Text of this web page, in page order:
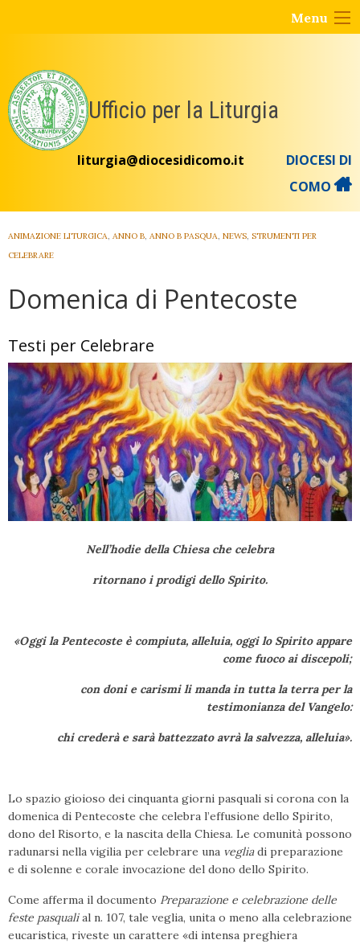
Menu
Ufficio per la Liturgia
liturgia@diocesidicomo.it
DIOCESI DI
COMO
ANIMAZIONE LITURGICA, ANNO B, ANNO B PASQUA, NEWS, STRUMENTI PER
CELEBRARE
Domenica di Pentecoste
Testi per Celebrare
Nell’hodiedella Chiesa che celebra
ritornano i prodigi dello Spirito.
«Oggi la Pentecoste è compiuta, alleluia, oggi lo Spirito appare
come fuoco ai discepoli;
con doni e carismi li manda in tutta la terra per la
testimonianza del Vangelo:
chi crederà e sarà battezzato avrà la salvezza, alleluia».
Lo spazio gioioso dei cinquanta giorni pasquali si corona con la
domenica di Pentecoste che celebra l’effusione dello Spirito,
dono del Risorto, e la nascita della Chiesa. Le comunità possono
radunarsi nella vigilia per celebrare una vegliadi preparazione
e di solenne e corale invocazione del dono dello Spirito.
Come afferma il documento Preparazione e celebrazione delle
feste pasqualial n. 107, tale veglia, unita o meno alla celebrazione
eucaristica, riveste un carattere «di intensa preghiera